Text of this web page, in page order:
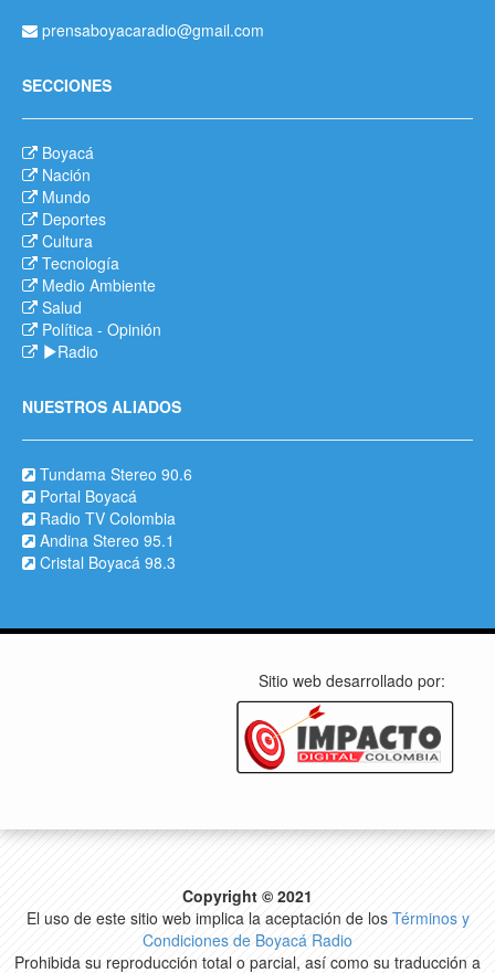
prensaboyacaradio@gmail.com
SECCIONES
Boyacá
Nación
Mundo
Deportes
Cultura
Tecnología
Medio Ambiente
Salud
Política - Opinión
Radio
NUESTROS ALIADOS
Tundama Stereo 90.6
Portal Boyacá
Radio TV Colombia
Andina Stereo 95.1
Cristal Boyacá 98.3
Sitio web desarrollado por:
Copyright © 2021
El uso de este sitio web implica la aceptación de los Términos y
Condiciones de Boyacá Radio
Prohibida su reproducción total o parcial, así como su traducción a